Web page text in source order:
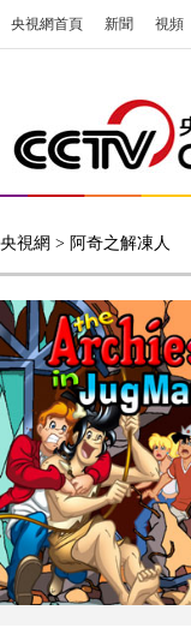
央視網首頁 新聞 視頻
央視網 > 阿奇之解凍人